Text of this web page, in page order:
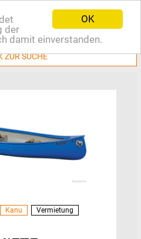
OK
der
damit einverstanden.
ZUR SUCHE
Kanu Vermietung